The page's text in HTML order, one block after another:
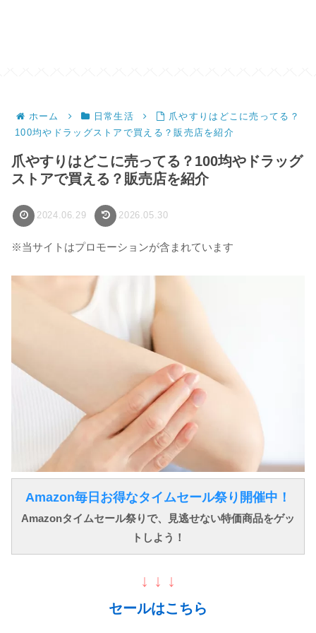
ホーム 日常生活
爪やすりはどこに売ってる？
100均やドラッグストアで買える？販売店を紹介
爪やすりはどこに売ってる？100均やドラッグ
ストアで買える？販売店を紹介
2024.06.29 2026.05.30
※当サイトはプロモーションが含まれています
Amazon毎日お得なタイムセール祭り開催中！
Amazonタイムセール祭りで、見逃せない特価商品をゲッ
トしよう！
↓ ↓ ↓
セールはこちら